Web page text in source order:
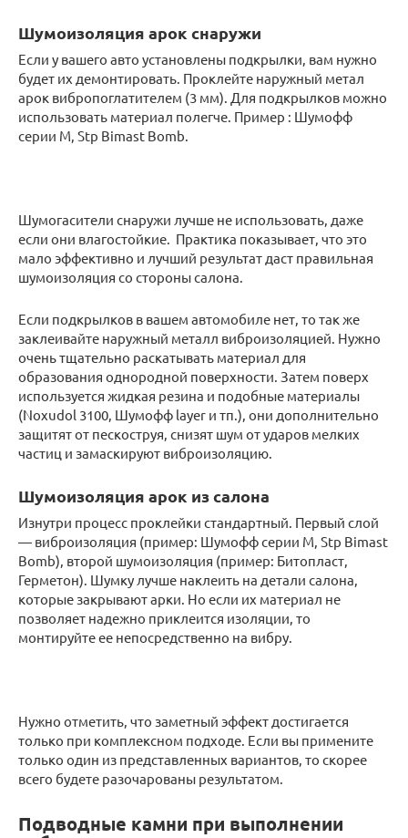
Шумоизоляция арок снаружи
Если у вашего авто установлены подкрылки, вам нужно
будет их демонтировать. Проклейте наружный метал
арок вибропоглатителем (3 мм). Для подкрылков можно
использовать материал полегче. Пример : Шумофф
серии М, Stp Bimast Bomb.
Шумогасители снаружи лучше не использовать, даже
если они влагостойкие. Практика показывает, что это
мало эффективно и лучший результат даст правильная
шумоизоляция со стороны салона.
Если подкрылков в вашем автомобиле нет, то так же
заклеивайте наружный металл виброизоляцией. Нужно
очень тщательно раскатывать материал для
образования однородной поверхности. Затем поверх
используется жидкая резина и подобные материалы
(Noxudol 3100, Шумофф layer и тп.), они дополнительно
защитят от пескоструя, снизят шум от ударов мелких
частиц и замаскируют виброизоляцию.
Шумоизоляция арок из салона
Изнутри процесс проклейки стандартный. Первый слой
— виброизоляция (пример: Шумофф серии М, Stp Bimast
Bomb), второй шумоизоляция (пример: Битопласт,
Герметон). Шумку лучше наклеить на детали салона,
которые закрывают арки. Но если их материал не
позволяет надежно приклеится изоляции, то
монтируйте ее непосредственно на вибру.
Нужно отметить, что заметный эффект достигается
только при комплексном подходе. Если вы примените
только один из представленных вариантов, то скорее
всего будете разочарованы результатом.
Подводные камни при выполнении